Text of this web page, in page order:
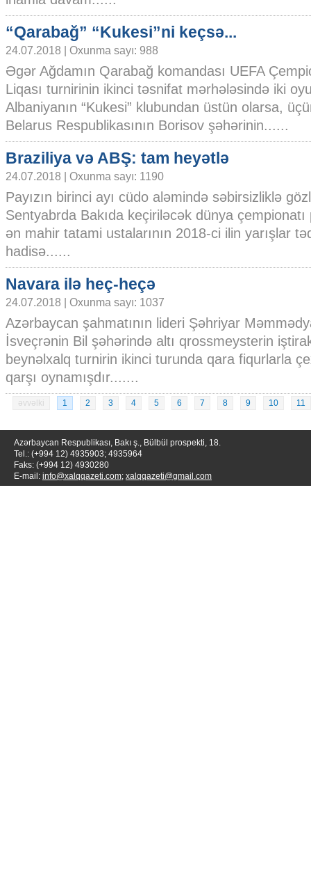
“Qarabağ” “Kukesi”ni keçsə...
24.07.2018 | Oxunma sayı: 988
Əgər Ağdamın Qarabağ komandası UEFA
Liqası turnirinin ikinci təsnifat mərhələsində iki
Albaniyanın “Kukesi” klubundan üstün olarsa,
Belarus Respublikasının Borisov şəhərinin......
Braziliya və ABŞ: tam heyətlə
24.07.2018 | Oxunma sayı: 1190
Payızın birinci ayı cüdo aləmində səbirsizliklə
Sentyabrda Bakıda keçiriləcək dünya çempionatı
ən mahir tatami ustalarının 2018-ci ilin yarışlar
hadisə......
Navara ilə heç-heçə
24.07.2018 | Oxunma sayı: 1037
Azərbaycan şahmatının lideri Şəhriyar
İsveçrənin Bil şəhərində altı qrossmeysterin
beynəlxalq turnirin ikinci turunda qara fiqurlarla
qarşı oynamışdır.......
əvvəlki 1 2 3 4 5 6 7 8 9 10 11
Azərbaycan Respublikası, Bakı ş., Bülbül prospekti, 18.
Tel.: (+994 12) 4935903; 4935964
Faks: (+994 12) 4930280
E-mail: info@xalqqazeti.com; xalqqazeti@gmail.com